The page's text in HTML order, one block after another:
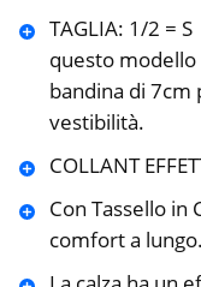
TAGLIA: 1/2 =
questo
bandina di 7cm
vestibilità.
COLLANT
Con Tassello
comfort a lungo.